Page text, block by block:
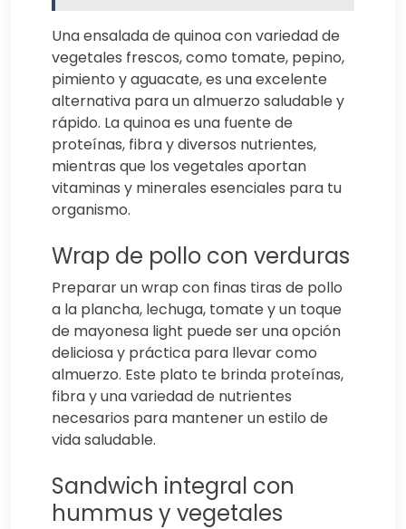
Una ensalada de quinoa con variedad de
vegetales frescos, como tomate, pepino,
pimiento y aguacate, es una excelente
alternativa para un almuerzo saludable y
rápido. La quinoa es una fuente de
proteínas, fibra y diversos nutrientes,
mientras que los vegetales aportan
vitaminas y minerales esenciales para tu
organismo.
Wrap de pollo con verduras
Preparar un wrap con finas tiras de pollo
a la plancha, lechuga, tomate y un toque
de mayonesa light puede ser una opción
deliciosa y práctica para llevar como
almuerzo. Este plato te brinda proteínas,
fibra y una variedad de nutrientes
necesarios para mantener un estilo de
vida saludable.
Sandwich integral con
hummus y vegetales